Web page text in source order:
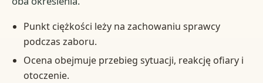
Punkt ciężkości leży na zachowaniu sprawcy
podczas zaboru.
Ocena obejmuje przebieg sytuacji, reakcję ofiary i
otoczenie.